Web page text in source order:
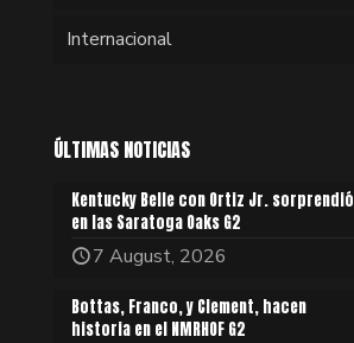
Internacional
ÚLTIMAS NOTICIAS
Kentucky Belle con Ortiz Jr. sorprendió
en las Saratoga Oaks G2
7 August, 2026
Bottas, Franco, y Clement, hacen
historia en el NMRHOF G2